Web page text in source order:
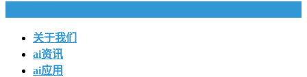
关于我们
ai资讯
ai应用